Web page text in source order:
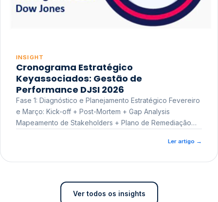
INSIGHT
Cronograma Estratégico
Keyassociados: Gestão de
Performance DJSI 2026
Fase 1: Diagnóstico e Planejamento Estratégico Fevereiro
e Março: Kick-off + Post-Mortem + Gap Analysis
Mapeamento de Stakeholders + Plano de Remediação
Ler artigo →
Ver todos os insights